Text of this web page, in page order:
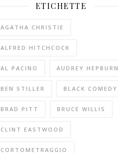
ETICHETTE
AGATHA CHRISTIE
ALFRED HITCHCOCK
AL PACINO AUDREY HEPBURN
BEN STILLER BLACK COMEDY
BRAD PITT BRUCE WILLIS
CLINT EASTWOOD
CORTOMETRAGGIO